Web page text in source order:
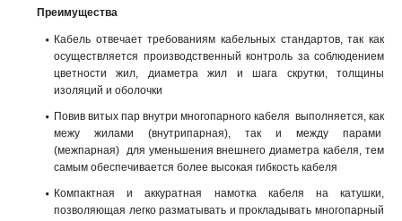
Преимущества
Кабель отвечает требованиям кабельных стандартов, так как
осуществляется производственный контроль за соблюдением
цветности жил, диаметра жил и шага скрутки, толщины
изоляций и оболочки
Повив витых пар внутри многопарного кабеля выполняется, как
межу жилами (внутрипарная), так и между парами
(межпарная) для уменьшения внешнего диаметра кабеля, тем
самым обеспечивается более высокая гибкость кабеля
Компактная и аккуратная намотка кабеля на катушки,
позволяющая легко разматывать и прокладывать многопарный